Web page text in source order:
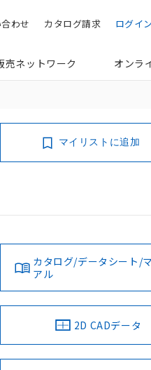
ログイ
カタログ請求
わせ
売ネットワーク オンラ
マイリストに追加
カタログ/データシート/
アル
2D CADデータ